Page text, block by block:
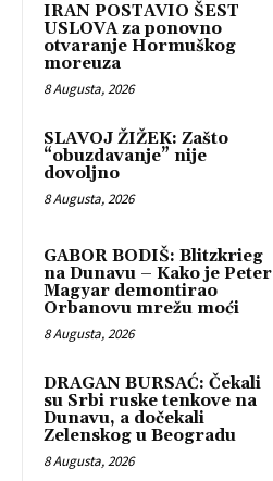
IRAN POSTAVIO ŠEST
USLOVA za ponovno
otvaranje Hormuškog
moreuza
8 Augusta, 2026
SLAVOJ ŽIŽEK: Zašto
“obuzdavanje” nije
dovoljno
8 Augusta, 2026
GABOR BODIŠ: Blitzkrieg
na Dunavu – Kako je Peter
Magyar demontirao
Orbanovu mrežu moći
8 Augusta, 2026
DRAGAN BURSAĆ: Čekali
su Srbi ruske tenkove na
Dunavu, a dočekali
Zelenskog u Beogradu
8 Augusta, 2026